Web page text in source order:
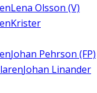
Lena Olsson (V)
Krister
Johan Pehrson (FP)
Johan Linander